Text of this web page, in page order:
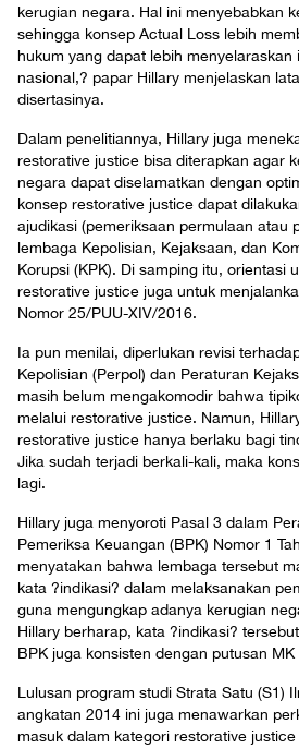
kerugian negara. Hal ini menyebabkan
sehingga konsep Actual Loss lebih
hukum yang dapat lebih menyelaraskan
nasional,? papar Hillary menjelaskan
disertasinya.
Dalam penelitiannya, Hillary juga
restorative justice bisa diterapkan agar
negara dapat diselamatkan dengan
konsep restorative justice dapat
ajudikasi (pemeriksaan permulaan atau
lembaga Kepolisian, Kejaksaan, dan
Korupsi (KPK). Di samping itu, orientasi
restorative justice juga untuk
Nomor 25/PUU-XIV/2016.
Ia pun menilai, diperlukan revisi
Kepolisian (Perpol) dan Peraturan
masih belum mengakomodir bahwa
melalui restorative justice. Namun,
restorative justice hanya berlaku bagi
Jika sudah terjadi berkali-kali, maka
lagi.
Hillary juga menyoroti Pasal 3 dalam
Pemeriksa Keuangan (BPK) Nomor 1
menyatakan bahwa lembaga tersebut
kata ?indikasi? dalam melaksanakan
guna mengungkap adanya kerugian
Hillary berharap, kata ?indikasi?
BPK juga konsisten dengan putusan
Lulusan program studi Strata Satu (S1)
angkatan 2014 ini juga menawarkan
masuk dalam kategori restorative